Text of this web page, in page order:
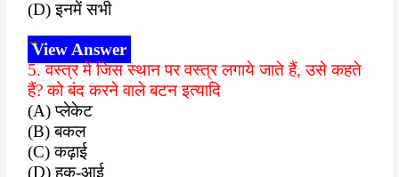
(D) इनमें सभी
View Answer
5. वस्त्र में जिस स्थान पर वस्त्र लगाये जाते हैं, उसे कहते
हैं? को बंद करने वाले बटन इत्यादि
(A) प्लेकेट
(B) बकल
(C) कढ़ाई
(D) हुक-आई